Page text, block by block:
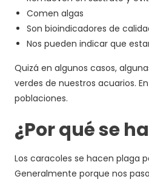
Comen algas
Son bioindicadores de
Nos pueden indicar que
Quizá en algunos casos,
verdes de nuestros acuarios.
poblaciones.
¿Por qué se
Los caracoles se hacen plaga
Generalmente porque nos